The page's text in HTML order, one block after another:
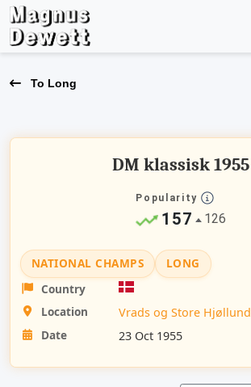
To Long
DM klassisk 1955
Popularity
157 126
NATIONAL CHAMPS
LONG
Country
Location
Vrads og Store Hjøllund
Date
23 Oct 1955